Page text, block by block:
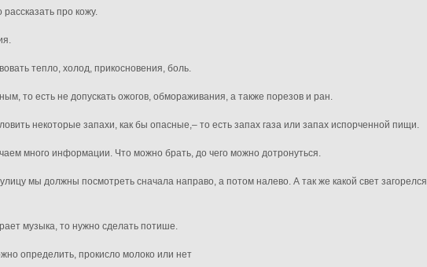
про кожу.
тепло, холод, прикосновения, боль.
то есть не допускать ожогов, обмораживания, а также порезов и ран.
некоторые запахи, как бы опасные,– то есть запах газа или запах испорченной пищи.
много информации. Что можно брать, до чего можно дотронуться.
мы должны посмотреть сначала направо, а потом налево. А так же какой свет загорелся
музыка, то нужно сделать потише.
определить, прокисло молоко или нет